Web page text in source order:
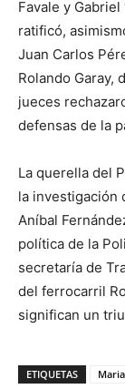
Favale y
ratificó,
Juan Carlos
Rolando Garay,
jueces
defensas de la
La querella del
la investigación
Aníbal
política de la
secretaría de
del ferrocarril
significan un
ETIQUETAS